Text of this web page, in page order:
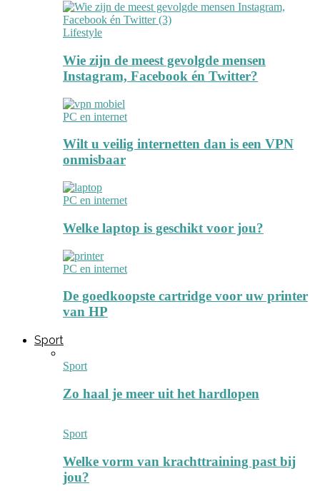
Lifestyle
Wie zijn de meest gevolgde mensen
Instagram, Facebook én Twitter?
PC en internet
Wilt u veilig internetten dan is een VPN
onmisbaar
PC en internet
Welke laptop is geschikt voor jou?
PC en internet
De goedkoopste cartridge voor uw printer
van HP
Sport
Sport
Zo haal je meer uit het hardlopen
Sport
Welke vorm van krachttraining past bij
jou?